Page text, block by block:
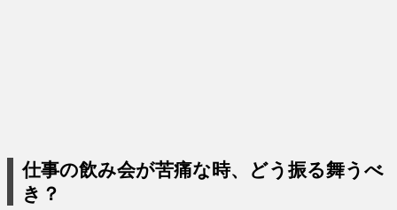
仕事の飲み会が苦痛な時、どう振る舞うべ
き？